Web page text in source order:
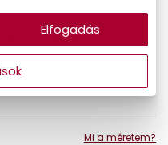
vonatkozik.
Mi a méretem?
Elfogadás